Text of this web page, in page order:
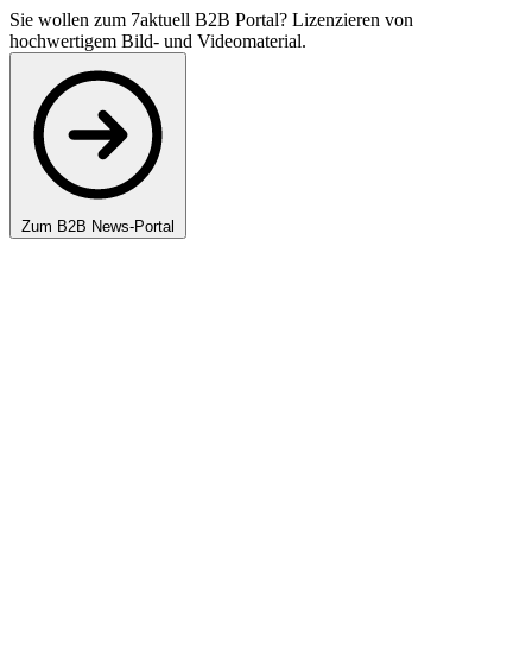
Sie wollen zum 7aktuell B2B Portal? Lizenzieren von
hochwertigem Bild- und Videomaterial.
Zum B2B News-Portal